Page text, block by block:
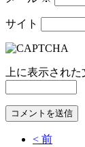
サイト
上に表示され
< 前